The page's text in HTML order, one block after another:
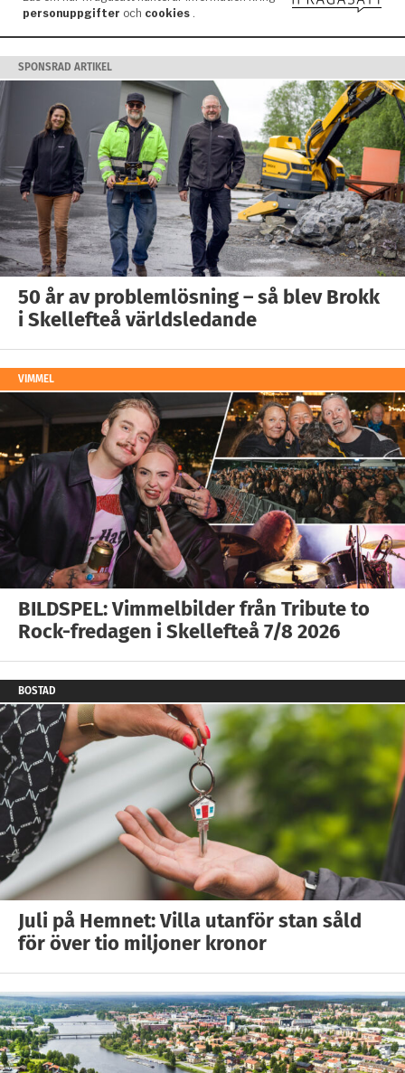
SPONSRAD ARTIKEL
50 år av problemlösning – så blev Brokk
i Skellefteå världsledande
VIMMEL
BILDSPEL: Vimmelbilder från Tribute to
Rock-fredagen i Skellefteå 7/8 2026
BOSTAD
Juli på Hemnet: Villa utanför stan såld
för över tio miljoner kronor